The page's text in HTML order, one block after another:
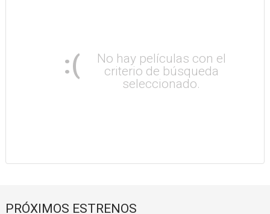
:(
No hay películas con el
criterio de búsqueda
seleccionado.
PRÓXIMOS ESTRENOS